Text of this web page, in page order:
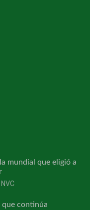
mundial que eligió a
que continúa